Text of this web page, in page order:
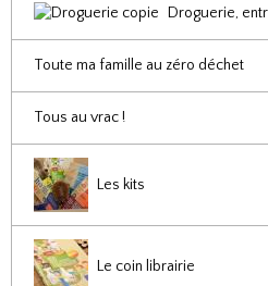
Droguerie,
Toute ma famille au zéro déchet
Tous au vrac !
Les kits
Le coin librairie